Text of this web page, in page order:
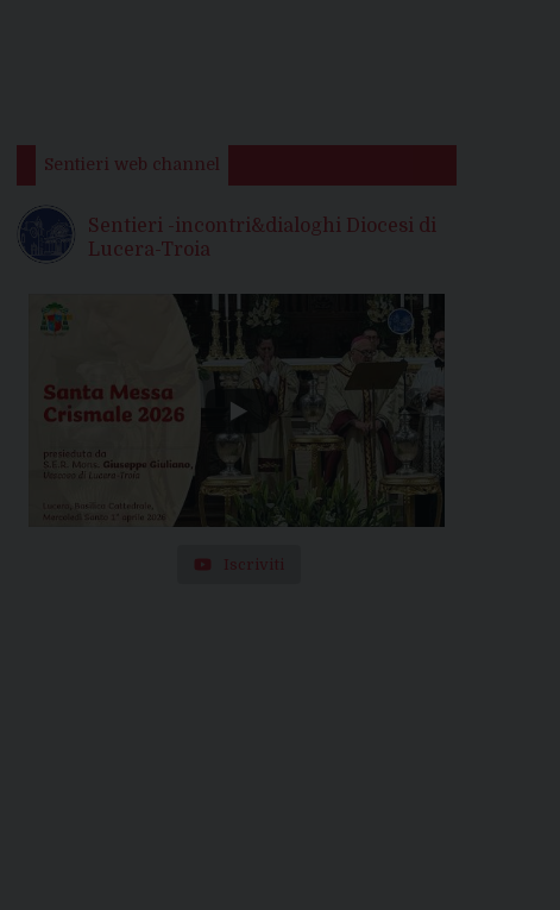
Sentieri web channel
Sentieri -incontri&dialoghi Diocesi di
Lucera-Troia
Iscriviti